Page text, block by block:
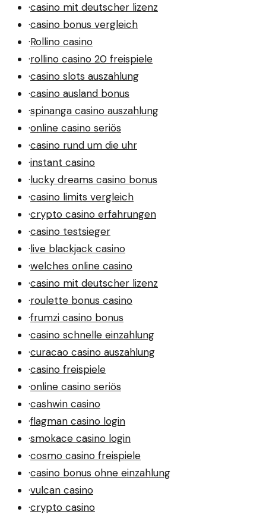
·casino mit deutscher lizenz
·casino bonus vergleich
·Rollino casino
·rollino casino 20 freispiele
·casino slots auszahlung
·casino ausland bonus
·spinanga casino auszahlung
·online casino seriös
·casino rund um die uhr
·instant casino
·lucky dreams casino bonus
·casino limits vergleich
·crypto casino erfahrungen
·casino testsieger
·live blackjack casino
·welches online casino
·casino mit deutscher lizenz
·roulette bonus casino
·frumzi casino bonus
·casino schnelle einzahlung
·curacao casino auszahlung
·casino freispiele
·online casino seriös
·cashwin casino
·flagman casino login
·smokace casino login
·cosmo casino freispiele
·casino bonus ohne einzahlung
·vulcan casino
·crypto casino